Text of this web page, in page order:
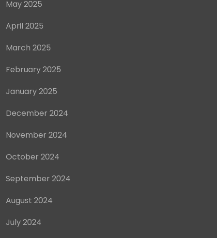
May 2025
April 2025
March 2025
February 2025
January 2025
December 2024
November 2024
October 2024
September 2024
August 2024
July 2024